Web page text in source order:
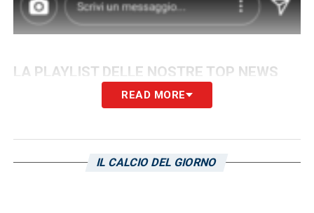
LA PLAYLIST DELLE NOSTRE TOP NEWS
READ MORE
IL CALCIO DEL GIORNO